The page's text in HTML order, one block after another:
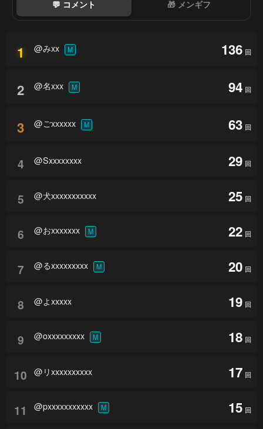
💬 コメント 🎁 メンギフ
1 @みxx M 136 回
2 @名xxx M 94 回
3 @ごxxxxxx M 63 回
4 @Sxxxxxxxx 29 回
5 @犬xxxxxxxxxxx 25 回
6 @おxxxxxxx M 22 回
7 @るxxxxxxxxx M 20 回
8 @よxxxxx 19 回
9 @oxxxxxxxxx M 18 回
10 @リxxxxxxxxxx 17 回
11 @pxxxxxxxxxxx M 15 回